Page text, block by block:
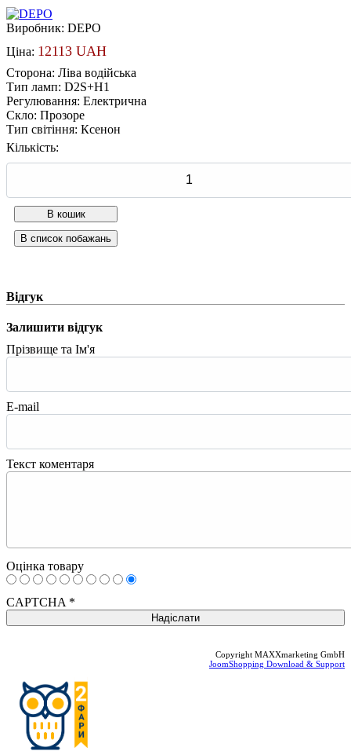
Виробник: DEPO
Ціна: 12113 UAH
Сторона: Ліва водійська
Тип ламп: D2S+H1
Регулювання: Електрична
Скло: Прозоре
Тип світіння: Ксенон
Кількість:
Відгук
Залишити відгук
Прізвище та Ім'я
E-mail
Текст коментаря
Оцінка товару
CAPTCHA *
Copyright MAXXmarketing GmbH
JoomShopping Download & Support